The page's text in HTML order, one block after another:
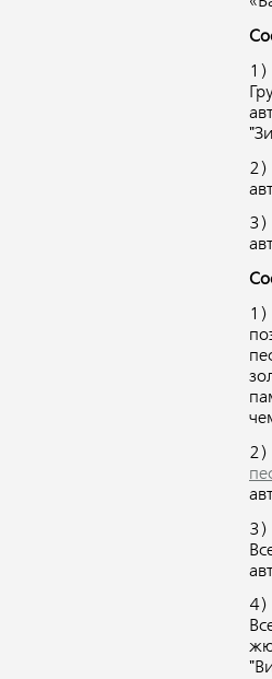
1)
2)
3)
1)
2)
3)
4)